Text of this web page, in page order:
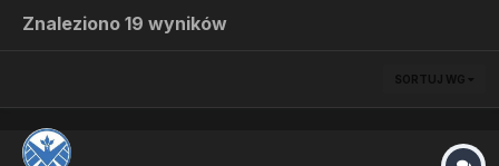
Znaleziono 19 wyników
SORTUJ WG